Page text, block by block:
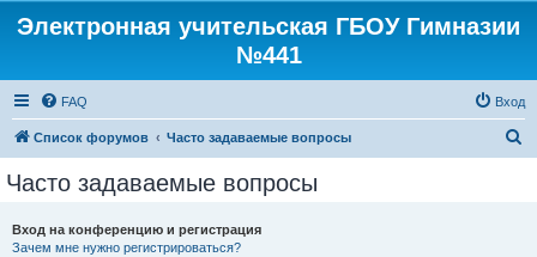
Электронная учительская ГБОУ Гимназии
№441
FAQ Вход
Список форумов Часто задаваемые вопросы
Часто задаваемые вопросы
Вход на конференцию и регистрация
Зачем мне нужно регистрироваться?